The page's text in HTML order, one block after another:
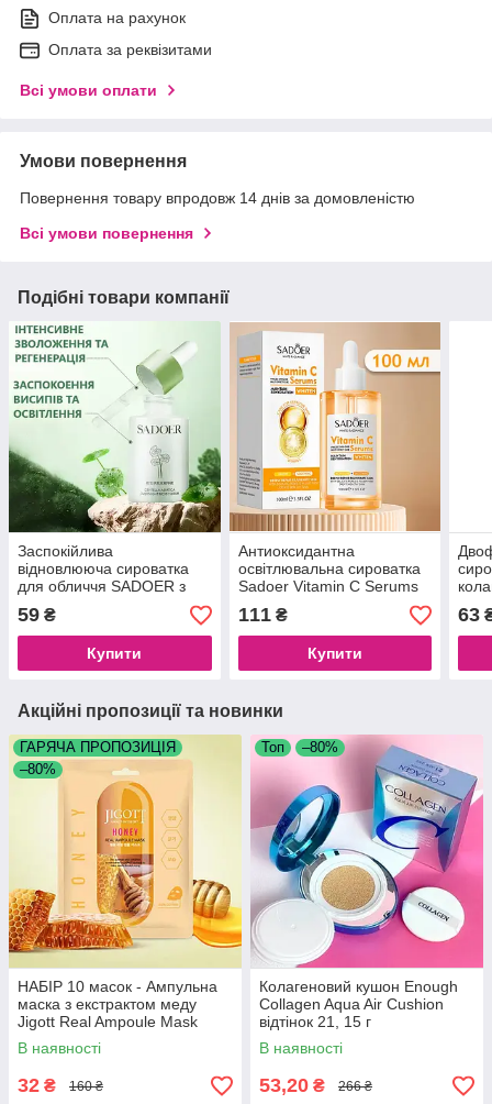
Оплата на рахунок
Оплата за реквізитами
Всі умови оплати
Умови повернення
Повернення товару впродовж 14 днів за домовленістю
Всі умови повернення
Подібні товари компанії
Заспокійлива
відновлююча сироватка
для обличчя SADOER з
центелою, 30 мл
59 ₴
Купити
Антиоксидантна
освітлювальна сироватка
Sadoer Vitamin C Serums
Whiten, 100 мл
111₴
Купити
мл
63
Акційні пропозиції та новинки
ГАРЯЧА ПРОПОЗИЦІЯ
–80%
НАБІР 10 масок - Ампульна
маска з екстрактом меду
Jigott Real Ampoule Mask
Honey, 10 шт.*27 мл.
В наявності
32 ₴ 160 ₴
Топ –80%
Колагеновий кушон Enough
Collagen Aqua Air Cushion
відтінок 21, 15 г
В наявності
53,20 ₴ 266 ₴